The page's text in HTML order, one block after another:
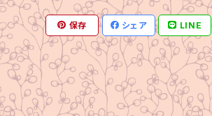
保存 シェア LINE